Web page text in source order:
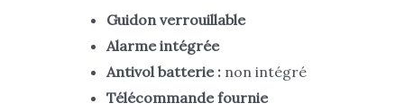
Guidon verrouillable
Alarme intégrée
Antivol batterie : non intégré
Télécommande fournie